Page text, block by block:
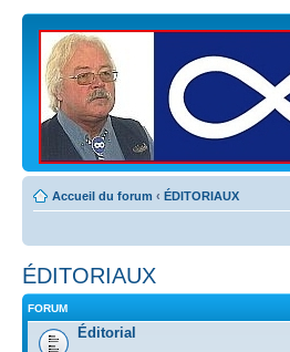
Accueil du forum ‹ ÉDITORIAUX
ÉDITORIAUX
FORUM
Éditorial